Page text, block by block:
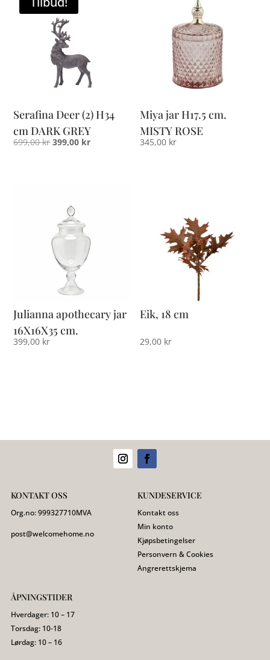
Serafina Deer (2) H34
cm DARK GREY
699,00krOpprinnelig
399,00 krNåværende
Miya jar H17.5 cm.
MISTY ROSE
345,00 kr
Julianna apothecary jar
16X16X35 cm.
399,00 kr
Eik, 18 cm
29,00 kr
KONTAKT OSS
Org.no:999327710MVA
post@welcomehome.no
KUNDESERVICE
Kontakt oss
Min konto
Kjøpsbetingelser
Personvern & Cookies
Angrerettskjema
ÅPNINGSTIDER
Hverdager: 10 – 17
Torsdag: 10-18
Lørdag: 10 – 16